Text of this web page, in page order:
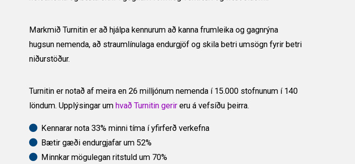
Markmið Turnitin er að hjálpa kennurum að kanna frumleika og gagnrýna
hugsun nemenda, að straumlínulaga endurgjöf og skila betri umsögn fyrir betri
niðurstöður.
Turnitin er notað af meira en 26 milljónum nemenda í 15.000 stofnunum í 140
löndum. Upplýsingar um hvað Turnitin gerireru á vefsíðu þeirra.
Kennarar nota 33% minni tíma í yfirferð verkefna
Bætir gæði endurgjafar um 52%
Minnkar mögulegan ritstuld um 70%